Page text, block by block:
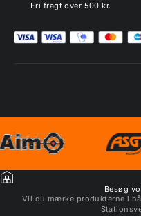
Fri fragt over 500 kr.
Besøg
Vil du mærke produkterne i